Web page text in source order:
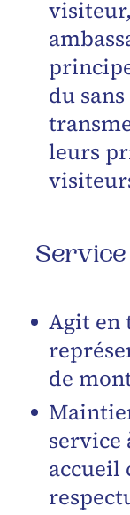
du
leurs
Service
Agit en
de
service
accueil